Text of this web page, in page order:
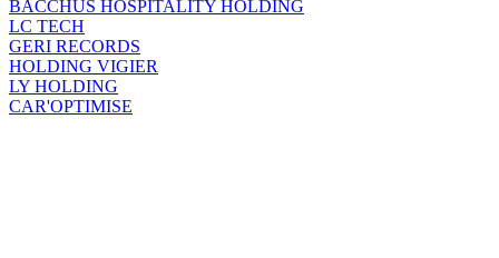
BACCHUS HOSPITALITY HOLDING
LC TECH
GERI RECORDS
HOLDING VIGIER
LY HOLDING
CAR'OPTIMISE